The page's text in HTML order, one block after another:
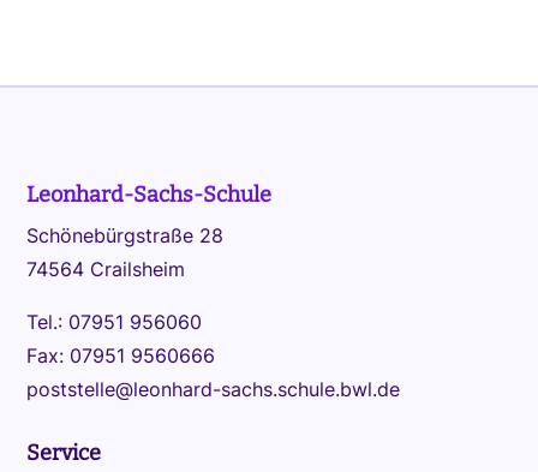
Leonhard-Sachs-Schule
Schönebürgstraße 28
74564 Crailsheim
Tel.: 07951 956060
Fax: 07951 9560666
poststelle@leonhard-sachs.schule.bwl.de
Service